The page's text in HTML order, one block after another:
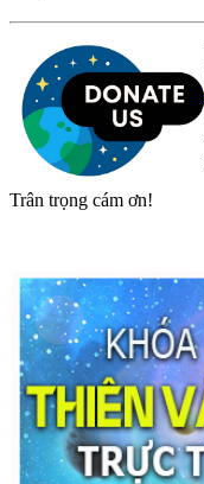
Trân trọng cám ơn!